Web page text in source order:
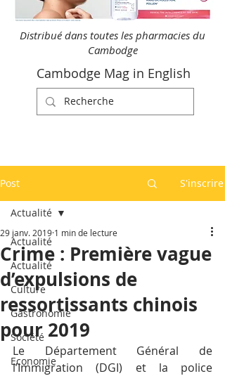
Distribué dans toutes les pharmacies du
Cambodge
Cambodge Mag in English
Post S'inscrire
Actualité
Actualité
Culture
Gastronomie
Société
Economie
Actualité
Crime : Première vague
d’expulsions de
ressortissants chinois
pour 2019
29 janv. 2019 1 min de lecture
Le Département Général de
l’Immigration (DGI) et la police